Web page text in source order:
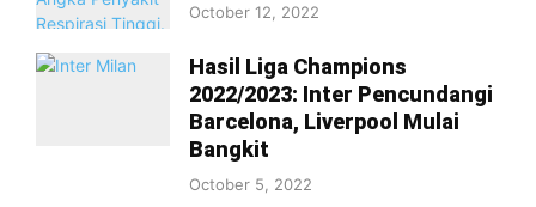
October 12, 2022
Hasil Liga Champions
2022/2023: Inter Pencundangi
Barcelona, Liverpool Mulai
Bangkit
October 5, 2022